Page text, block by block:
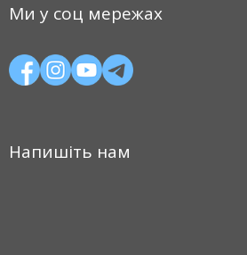
Ми у соц мережах
Напишіть нам